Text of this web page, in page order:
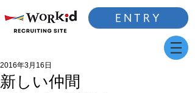
ENTRY
新しい仲間
2016年3月16日